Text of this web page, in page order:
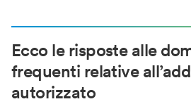
Ecco le risposte alle
frequenti relative
autorizzato